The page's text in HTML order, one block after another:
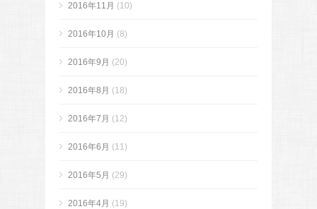
2016年11月 (10)
2016年10月 (8)
2016年9月 (20)
2016年8月 (18)
2016年7月 (12)
2016年6月 (11)
2016年5月 (29)
2016年4月 (19)